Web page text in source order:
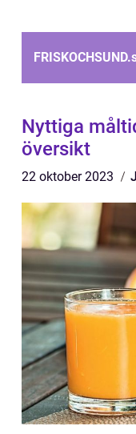
FRISKOCHSUND.
Nyttiga
översikt
22 oktober 2023